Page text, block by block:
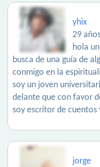
yhix
29
hola
busca de una guía de
conmigo en la
soy un joven
delante que con favor
soy escritor de cuentos
jorge